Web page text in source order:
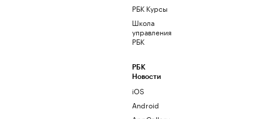
РБК Курсы
Школа
управления
РБК
РБК
Новости
iOS
Android